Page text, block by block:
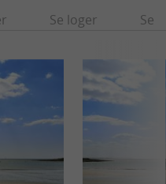
Se loger Se